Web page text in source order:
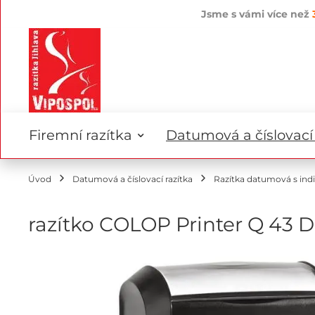
Jsme s vámi více než
Firemní razítka Datumová a
Úvod Datumová a číslovací razítka Razítka datumová s
razítko COLOP Printer Q 43